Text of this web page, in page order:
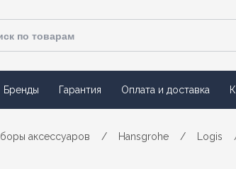
Бренды Гарантия Оплата и доставка
аксессуаров / Hansgrohe / Logis